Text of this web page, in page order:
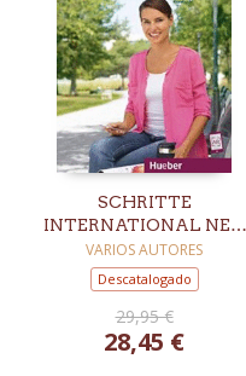
SCHRITTE
INTERNATIONAL NEU
B1 5 6 / KURSBUCH
VARIOS AUTORES
Descatalogado
29,95 €
28,45 €